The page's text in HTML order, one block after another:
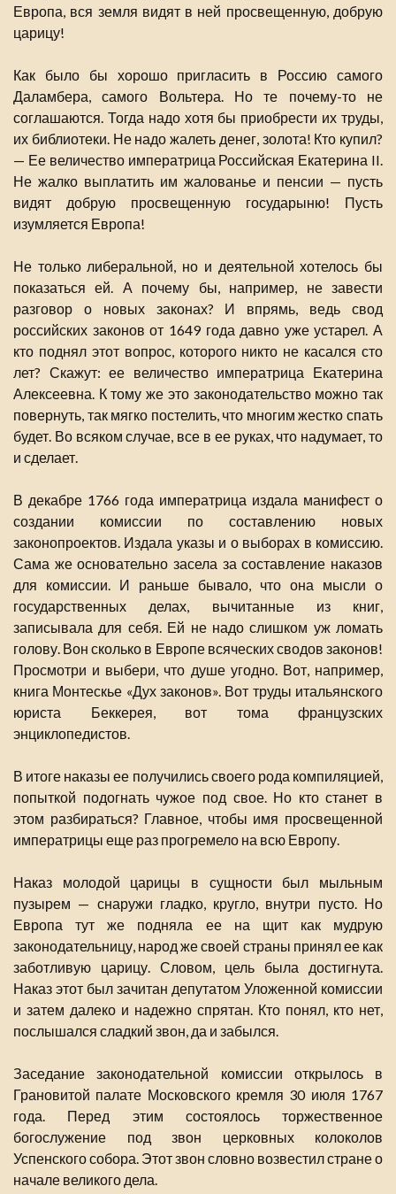
Европа, вся земля видят в ней просвещенную, добрую
царицу!
Как было бы хорошо пригласить в Россию самого
Даламбера, самого Вольтера. Но те почему-то не
соглашаются. Тогда надо хотя бы приобрести их труды,
их библиотеки. Не надо жалеть денег, золота! Кто купил?
— Ее величество императрица Российская Екатерина II.
Не жалко выплатить им жалованье и пенсии — пусть
видят добрую просвещенную государыню! Пусть
изумляется Европа!
Не только либеральной, но и деятельной хотелось бы
показаться ей. А почему бы, например, не завести
разговор о новых законах? И впрямь, ведь свод
российских законов от 1649 года давно уже устарел. А
кто поднял этот вопрос, которого никто не касался сто
лет? Скажут: ее величество императрица Екатерина
Алексеевна. К тому же это законодательство можно так
повернуть, так мягко постелить, что многим жестко спать
будет. Во всяком случае, все в ее руках, что надумает, то
и сделает.
В декабре 1766 года императрица издала манифест о
создании комиссии по составлению новых
законопроектов. Издала указы и о выборах в комиссию.
Сама же основательно засела за составление наказов
для комиссии. И раньше бывало, что она мысли о
государственных делах, вычитанные из книг,
записывала для себя. Ей не надо слишком уж ломать
голову. Вон сколько в Европе всяческих сводов законов!
Просмотри и выбери, что душе угодно. Вот, например,
книга Монтескье «Дух законов». Вот труды итальянского
юриста Беккерея, вот тома французских
энциклопедистов.
В итоге наказы ее получились своего рода компиляцией,
попыткой подогнать чужое под свое. Но кто станет в
этом разбираться? Главное, чтобы имя просвещенной
императрицы еще раз прогремело на всю Европу.
Наказ молодой царицы в сущности был мыльным
пузырем — снаружи гладко, кругло, внутри пусто. Но
Европа тут же подняла ее на щит как мудрую
законодательницу, народ же своей страны принял ее как
заботливую царицу. Словом, цель была достигнута.
Наказ этот был зачитан депутатом Уложенной комиссии
и затем далеко и надежно спрятан. Кто понял, кто нет,
послышался сладкий звон, да и забылся.
Заседание законодательной комиссии открылось в
Грановитой палате Московского кремля 30 июля 1767
года. Перед этим состоялось торжественное
богослужение под звон церковных колоколов
Успенского собора. Этот звон словно возвестил стране о
начале великого дела.